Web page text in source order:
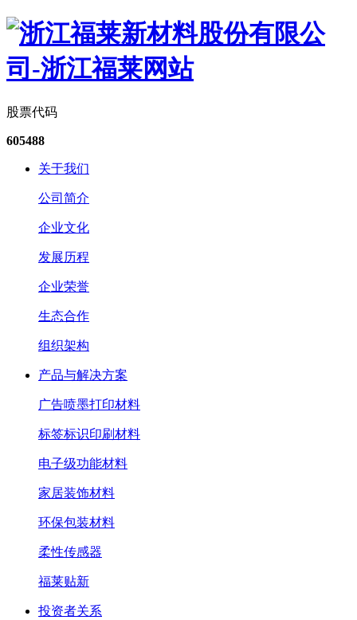
股票代码
605488
关于我们
公司简介
企业文化
发展历程
企业荣誉
生态合作
组织架构
产品与解决方案
广告喷墨打印材料
标签标识印刷材料
电子级功能材料
家居装饰材料
环保包装材料
柔性传感器
福莱贴新
投资者关系